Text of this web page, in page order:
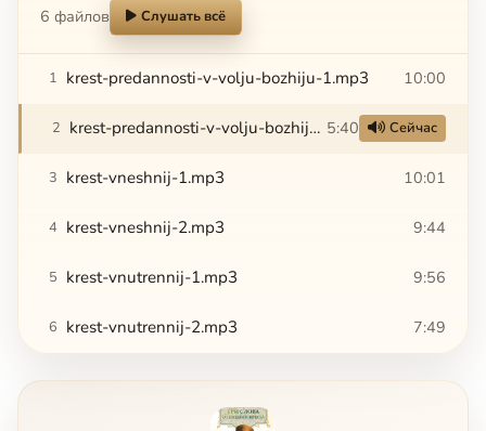
6 файлов Слушать всё
1 krest-predannosti-v-volju-bozhiju-1.mp3 10:00
2 krest-predannosti-v-volju-bozhiju-2.mp3 5:40 Сейчас
3 krest-vneshnij-1.mp3 10:01
4 krest-vneshnij-2.mp3 9:44
5 krest-vnutrennij-1.mp3 9:56
6 krest-vnutrennij-2.mp3 7:49